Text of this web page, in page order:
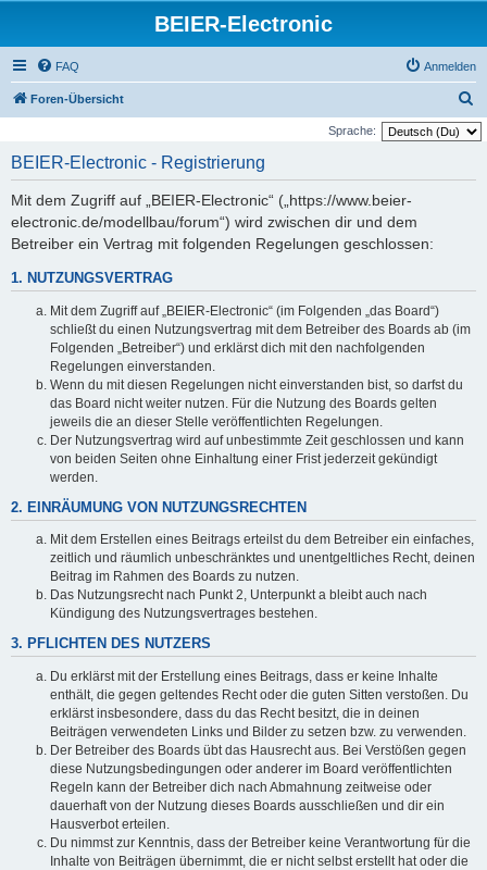
BEIER-Electronic
FAQ Anmelden
Foren-Übersicht
u
Sprache:
BEIER-Electronic - Registrierung
Mit dem Zugriff auf „BEIER-Electronic“ („https://www.beier-
electronic.de/modellbau/forum“) wird zwischen dir und dem
Betreiber ein Vertrag mit folgenden Regelungen geschlossen:
1. NUTZUNGSVERTRAG
Mit dem Zugriff auf „BEIER-Electronic“ (im Folgenden „das Board“)
schließt du einen Nutzungsvertrag mit dem Betreiber des Boards ab (im
Folgenden „Betreiber“) und erklärst dich mit den nachfolgenden
Regelungen einverstanden.
Wenn du mit diesen Regelungen nicht einverstanden bist, so darfst du
das Board nicht weiter nutzen. Für die Nutzung des Boards gelten
jeweils die an dieser Stelle veröffentlichten Regelungen.
Der Nutzungsvertrag wird auf unbestimmte Zeit geschlossen und kann
von beiden Seiten ohne Einhaltung einer Frist jederzeit gekündigt
werden.
2. EINRÄUMUNG VON NUTZUNGSRECHTEN
Mit dem Erstellen eines Beitrags erteilst du dem Betreiber ein einfaches,
zeitlich und räumlich unbeschränktes und unentgeltliches Recht, deinen
Beitrag im Rahmen des Boards zu nutzen.
Das Nutzungsrecht nach Punkt 2, Unterpunkt a bleibt auch nach
Kündigung des Nutzungsvertrages bestehen.
3. PFLICHTEN DES NUTZERS
Du erklärst mit der Erstellung eines Beitrags, dass er keine Inhalte
enthält, die gegen geltendes Recht oder die guten Sitten verstoßen. Du
erklärst insbesondere, dass du das Recht besitzt, die in deinen
Beiträgen verwendeten Links und Bilder zu setzen bzw. zu verwenden.
Der Betreiber des Boards übt das Hausrecht aus. Bei Verstößen gegen
diese Nutzungsbedingungen oder anderer im Board veröffentlichten
Regeln kann der Betreiber dich nach Abmahnung zeitweise oder
dauerhaft von der Nutzung dieses Boards ausschließen und dir ein
Hausverbot erteilen.
Du nimmst zur Kenntnis, dass der Betreiber keine Verantwortung für die
Inhalte von Beiträgen übernimmt, die er nicht selbst erstellt hat oder die